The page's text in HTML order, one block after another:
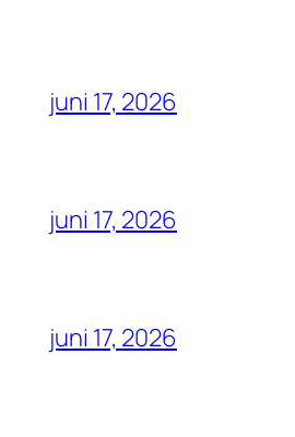
juni 17, 2026
juni 17, 2026
juni 17, 2026